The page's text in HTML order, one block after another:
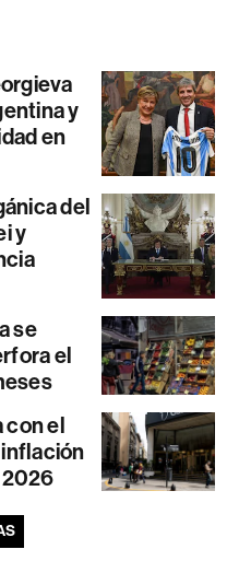
y
en
del
y
se
el
con el
inflación
2026